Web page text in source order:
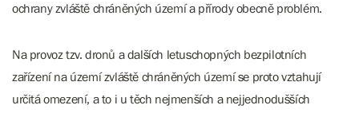
ochrany zvláště chráněných území a přírody obecně problém.
Na provoz tzv. dronů a dalších letuschopných bezpilotních
zařízení na území zvláště chráněných území se proto vztahují
určitá omezení, a to i u těch nejmenších a nejjednodušších